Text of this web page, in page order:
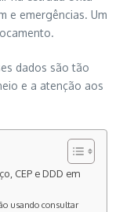
e emergências. Um
dados são tão
e a atenção aos
CEP e DDD em
usando consultar